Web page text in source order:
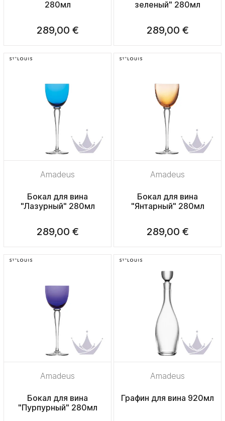
280мл
289,00 €
зеленый" 280мл
289,00 €
Amadeus
Бокал для вина
"Лазурный" 280мл
289,00 €
Amadeus
Бокал для вина
"Янтарный" 280мл
289,00 €
Amadeus
Бокал для вина
"Пурпурный" 280мл
Amadeus
Графин для вина 920мл